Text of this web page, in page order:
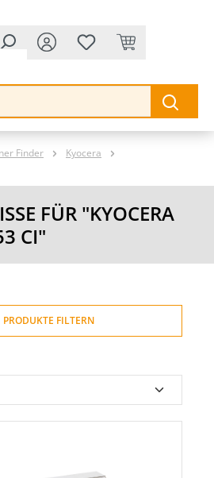
Finder
Kyocera
FÜR "KYOCERA
CI"
PRODUKTE FILTERN